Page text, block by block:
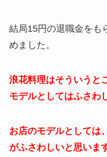
結局15円の退職金をも
めました。
浪花料理はそういうと
モデルとしてはふさわ
お店のモデルとしては
がふさわしいと思いま